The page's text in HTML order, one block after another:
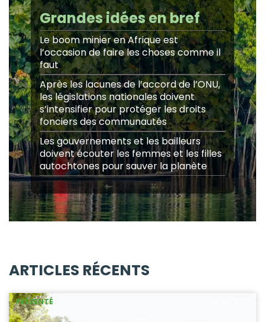
Grandes idées en bref
Le boom minier en Afrique est
l’occasion de faire les choses comme il
faut
Après les lacunes de l’accord de l’ONU,
les législations nationales doivent
s’intensifier pour protéger les droits
fonciers des communautés
Les gouvernements et les bailleurs
doivent écouter les femmes et les filles
autochtones pour sauver la planète
ARTICLES RÉCENTS
PRÉSENTÉ